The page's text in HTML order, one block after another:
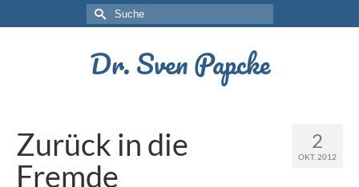
Suche
nach:
Dr. Sven Papcke
2
OKT. 2012
Zurück in die
Fremde